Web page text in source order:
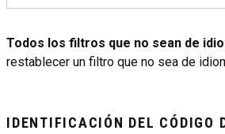
Todos los filtros que no sean de
restablecer un filtro que no sea de
IDENTIFICACIÓN DEL CÓDIGO